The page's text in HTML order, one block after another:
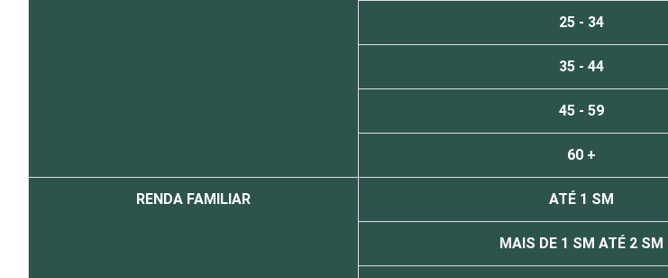
25 - 34
35 - 44
45 - 59
60 +
RENDA FAMILIAR ATÉ 1 SM
MAIS DE 1 SM ATÉ 2 SM